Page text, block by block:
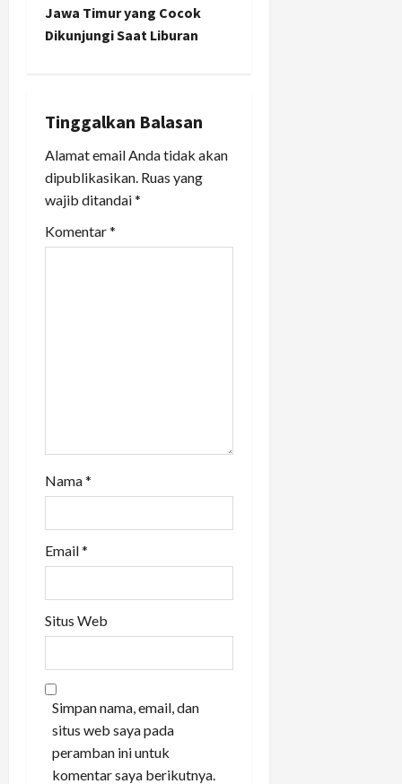
n
a
i
g
a
t
Jawa Timur yang Cocok
Dikunjungi Saat Liburan
Tinggalkan Balasan
Alamat email Anda tidak akan
dipublikasikan. Ruas yang
wajib ditandai*
Komentar*
Nama*
Email*
Situs Web
Simpan nama, email, dan
situs web saya pada
peramban ini untuk
komentar saya berikutnya.